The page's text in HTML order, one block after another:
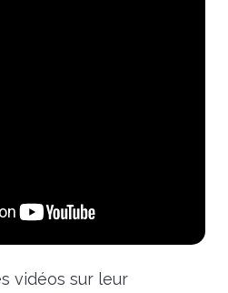
vidéos sur leur